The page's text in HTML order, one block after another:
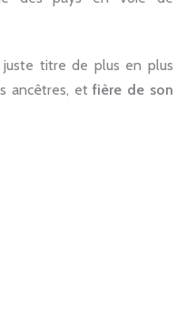
titre de plus en plus
ancêtres, etfière de son